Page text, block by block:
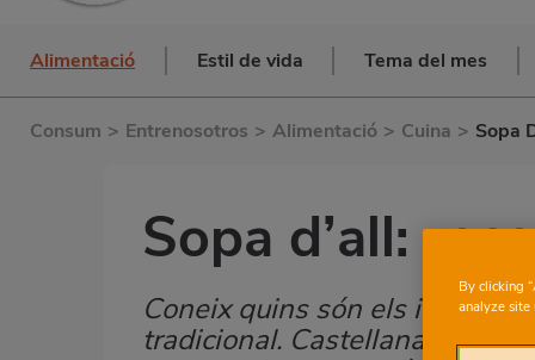
Alimentació Estil de vida Tema del mes
Consum > Entrenosotros > Alimentació > Cuina > Sopa
Sopa d’all:
Subtítulo
Coneix quins són els
tradicional. Castellana,
By clicking
analyze site